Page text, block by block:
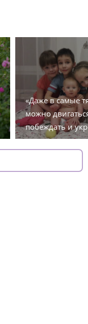
«Даже в самые
можно
побеждать и